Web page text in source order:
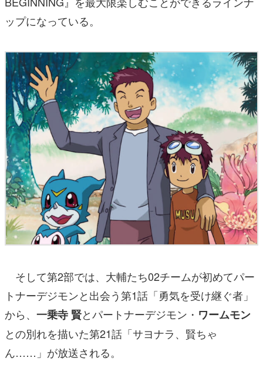
ップになっている。
そして第2部では、大輔たち02チームが初めてパー
トナーデジモンと出会う第1話「勇気を受け継ぐ者」
から、 一乗寺 賢とパートナーデジモン・ ワームモン
との別れを描いた第21話「サヨナラ、賢ちゃ
ん……」が放送される。